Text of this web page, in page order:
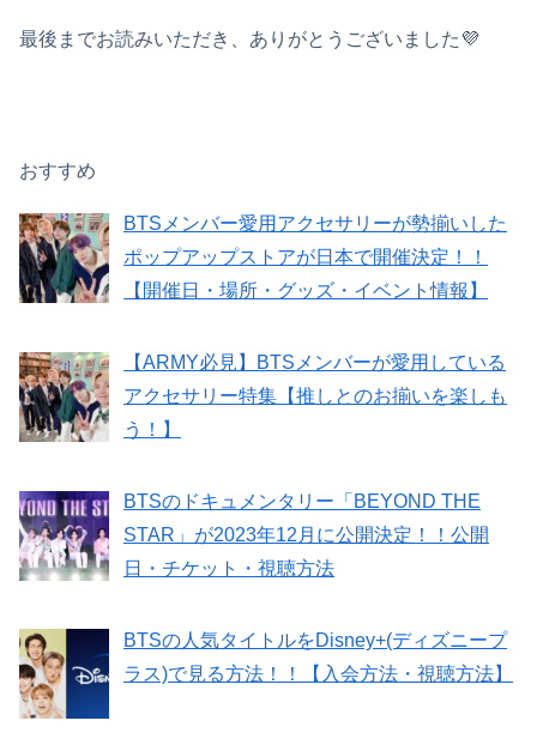
最後までお読みいただき、ありがとうございました💜
おすすめ
BTSメンバー愛用アクセサリーが勢揃いした
ポップアップストアが日本で開催決定！！
【開催日・場所・グッズ・イベント情報】
【ARMY必見】BTSメンバーが愛用している
アクセサリー特集【推しとのお揃いを楽しも
う！】
BTSのドキュメンタリー「BEYOND THE
STAR」が2023年12月に公開決定！！公開
日・チケット・視聴方法
BTSの人気タイトルをDisney+(ディズニープ
ラス)で見る方法！！【入会方法・視聴方法】